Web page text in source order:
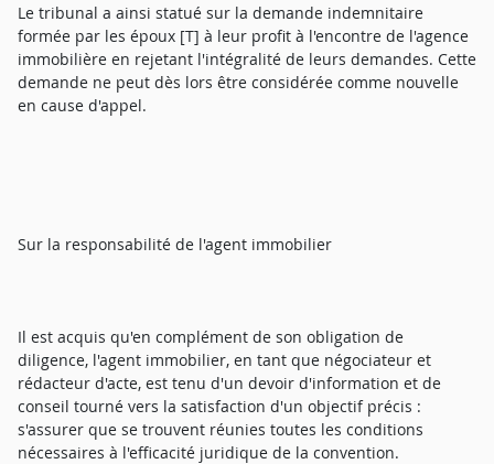
Le tribunal a ainsi statué sur la demande indemnitaire
formée par les époux [T] à leur profit à l'encontre de l'agence
immobilière en rejetant l'intégralité de leurs demandes. Cette
demande ne peut dès lors être considérée comme nouvelle
en cause d'appel.
Sur la responsabilité de l'agent immobilier
Il est acquis qu'en complément de son obligation de
diligence, l'agent immobilier, en tant que négociateur et
rédacteur d'acte, est tenu d'un devoir d'information et de
conseil tourné vers la satisfaction d'un objectif précis :
s'assurer que se trouvent réunies toutes les conditions
nécessaires à l'efficacité juridique de la convention.